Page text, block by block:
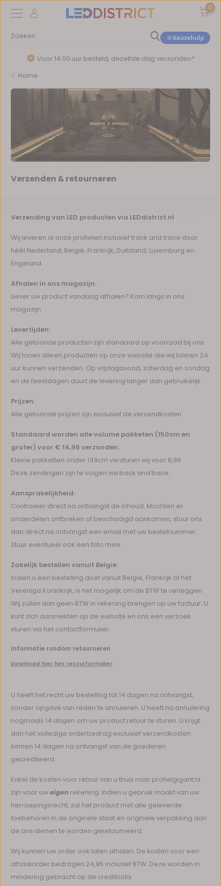
0
Keuzehulp
Voor 14:00 uur besteld, dezelfde dag verzonden*
Home
Verzenden & retourneren
Verzending van LED producten via LEDdistrict.nl
Wij leveren al onze profielen inclusief track and trace door
héél Nederland, België, Frankrijk, Duitsland, Luxemburg en
Engeland.
Afhalen in ons magazijn:
Liever uw product vandaag afhalen? Kom langs in ons
magazijn.
Levertijden:
Alle getoonde producten zijn standaard op voorraad bij ons.
Wij tonen alleen producten op onze website die wij binnen 24
uur kunnen verzenden. Op vrijdagavond, zaterdag en zondag
en de feestdagen duurt de levering langer dan gebruikelijk.
Prijzen:
Alle getoonde prijzen zijn exclusief de verzendkosten.
Standaard worden alle volume pakketen (150cm en
groter)voor € 14,95 verzonden.
Kleine pakketten onder 149cm versturen wij voor 6,99
Deze zendingen zijn te volgen via track and trace.
Aansprakelijkheid:
Controleer direct na ontvangst de inhoud. Mochten er
onderdelen ontbreken of beschadigd aankomen, stuur ons
dan direct na ontvangst een email met uw bestelnummer.
Stuur eventueel ook een foto mee.
Zakelijk bestellen vanuit Belgie:
Indien u een bestelling doet vanuit Belgie, Frankrijk of het
Verenigd Koninkrijk, is het mogelijk om de BTW te verleggen.
Wij zullen dan geen BTW in rekening brengen op uw factuur. U
kunt zich aanmelden op de website en ons een verzoek
sturen via het contactformulier.
Informatie rondom retourneren
Download hier het retourformulier
U heeft het recht uw bestelling tot 14 dagen na ontvangst,
zonder opgave van reden te annuleren. U heeft na annulering
nogmaals 14 dagen om uw product retour te sturen. U krijgt
dan het volledige orderbedrag exclusief verzendkosten
binnen 14 dagen na ontvangst van de goederen
gecrediteerd.
Enkel de kosten voor retour van u thuis naar profielgigant.nl
zijn voor uweigen rekening. Indien u gebruik maakt van uw
herroepingsrecht, zal het product met alle geleverde
toebehoren in de originele staat en originele verpakking aan
de ons dienen te worden geretourneerd.
Wij kunnen uw order ook laten afhalen. De kosten voor een
afhaalorder bedragen 24,95 inclusief BTW. Deze worden in
mindering gebracht op de creditnota.